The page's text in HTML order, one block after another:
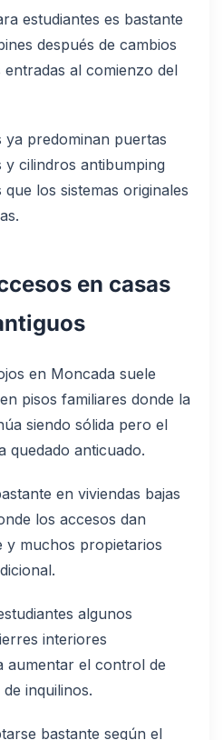
estudiantes es bastante
después de cambios
al comienzo del
predominan puertas
cilindros antibumping
los sistemas originales
en casas
en Moncada suele
pisos familiares donde la
siendo sólida pero el
quedado anticuado.
en viviendas bajas
los accesos dan
y muchos propietarios
algunos
interiores
aumentar el control de
inquilinos.
bastante según el